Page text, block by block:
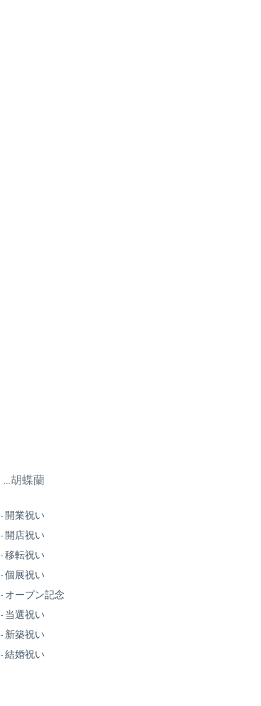
…胡蝶蘭
- 開業祝い
- 開店祝い
- 移転祝い
- 個展祝い
- オープン記念
- 当選祝い
- 新築祝い
- 結婚祝い